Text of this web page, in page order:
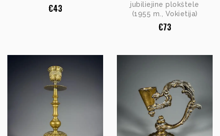
€43
jubiliejine plokštele
(1955 m., Vokietija)
€73